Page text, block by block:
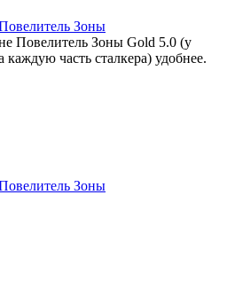
Зоны
Повелитель Зоны Gold 5.0 (у
каждую часть сталкера) удобнее.
Зоны